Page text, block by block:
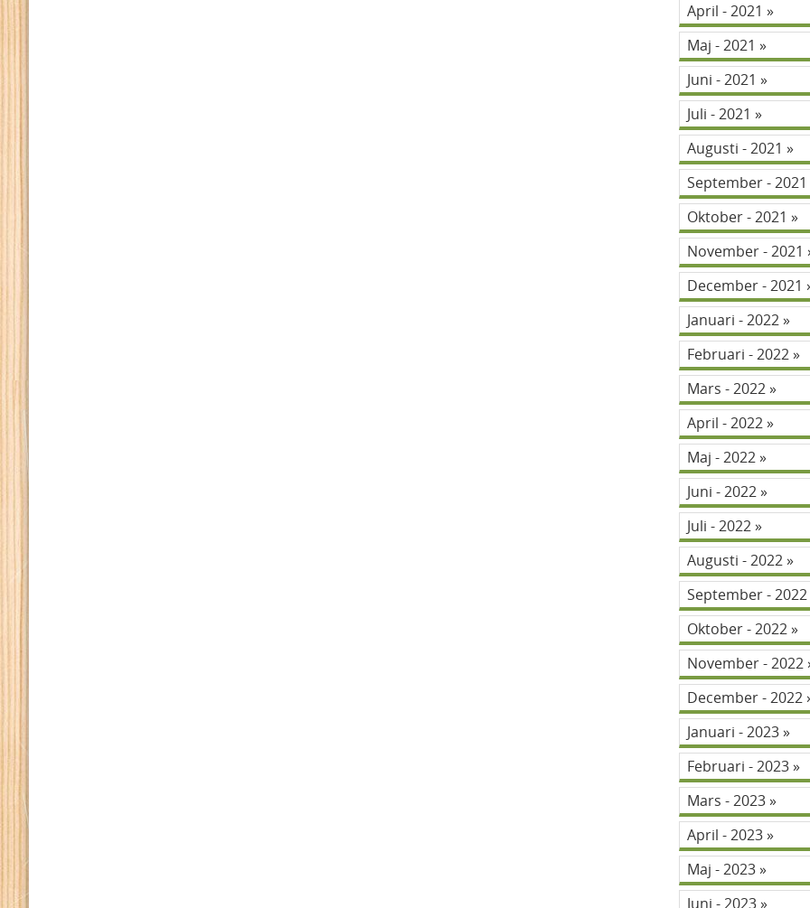
April - 2021
Maj - 2021
Juni - 2021
Juli - 2021
Augusti - 2021
September - 2021
Oktober - 2021
November - 2021
December - 2021
Januari - 2022
Februari - 2022
Mars - 2022
April - 2022
Maj - 2022
Juni - 2022
Juli - 2022
Augusti - 2022
September - 2022
Oktober - 2022
November - 2022
December - 2022
Januari - 2023
Februari - 2023
Mars - 2023
April - 2023
Maj - 2023
Juni - 2023